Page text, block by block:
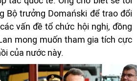
Bộ trưởng Domański để trao đổi
vấn đề tổ chức hội nghị, đồng
mong muốn tham gia tích cực
của nước này.